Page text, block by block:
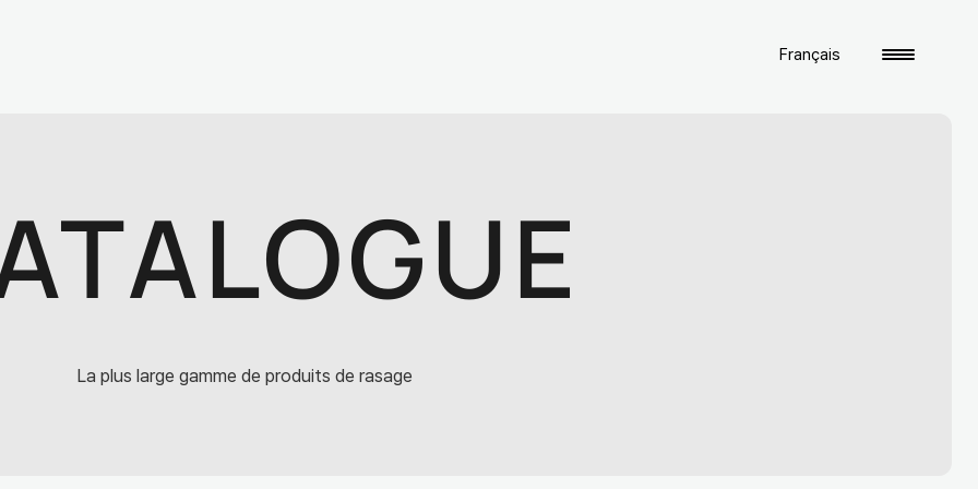
Français
La plus large gamme de produits de rasage